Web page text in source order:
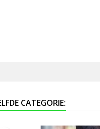
CATEGORIE: